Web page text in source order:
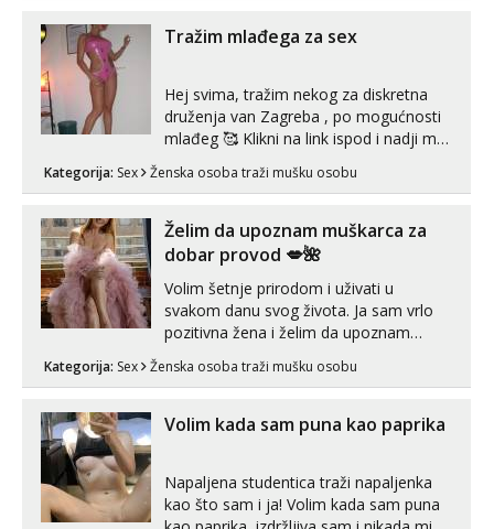
vjeruj mi, takve još nisi vidio. Uvijek sam
spremna za ONLOINE zabavu...
Tražim mlađega za sex
Hej svima, tražim nekog za diskretna
druženja van Zagreba , po mogućnosti
mlađeg 🥰 Klikni na link ispod i nadji me
Kategorija: Sex Ženska osoba traži mušku osobu
Želim da upoznam muškarca za
dobar provod 💋🌺
Volim šetnje prirodom i uživati u
svakom danu svog života. Ja sam vrlo
pozitivna žena i želim da upoznam
može i nešto više.💋🌺 Klikni na link
Kategorija: Sex Ženska osoba traži mušku osobu
Volim kada sam puna kao paprika
Napaljena studentica traži napaljenka
kao što sam i ja! Volim kada sam puna